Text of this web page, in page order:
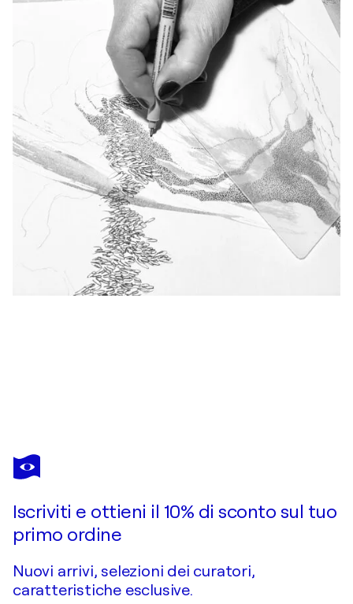
CRISTINA STEFAN
Dreamland
Iscriviti e ottieni il 10% di sconto sul tuo
primo ordine
Nuovi arrivi, selezioni dei curatori,
caratteristiche esclusive.